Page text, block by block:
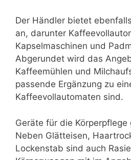
Der Händler bietet
an, darunter
Kapselmaschinen und
Abgerundet wird das
Kaffeemühlen und
passende Ergänzung zu
Kaffeevollautomaten sind.
Geräte für die
Neben Glätteisen,
Lockenstab sind auch